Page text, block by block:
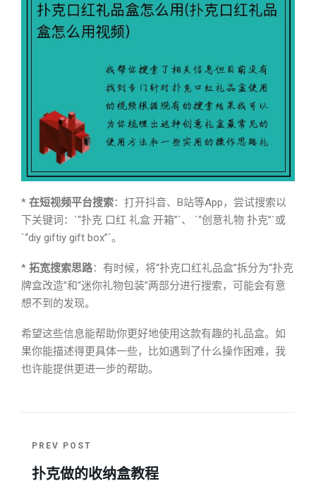
* 在短视频平台搜索：打开抖音、B站等App，尝试搜索以
下关键词：`“扑克 口红 礼盒 开箱”`、 `“创意礼物 扑克”`或
`“diy giftiy gift box”`。
* 拓宽搜索思路：有时候，将“扑克口红礼品盒”拆分为“扑克
牌盒改造”和“迷你礼物包装”两部分进行搜索，可能会有意
想不到的发现。
希望这些信息能帮助你更好地使用这款有趣的礼品盒。如
果你能描述得更具体一些，比如遇到了什么操作困难，我
也许能提供更进一步的帮助。
PREV POST
扑克做的收纳盒教程